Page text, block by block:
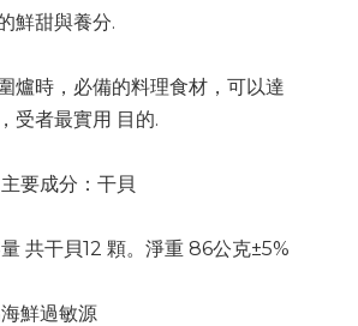
鮮甜與養分.
爐時，必備的料理食材，可以達
受者最實用 目的.
要成分：干貝
共干貝12 顆。淨重 86公克±5%
鮮過敏源